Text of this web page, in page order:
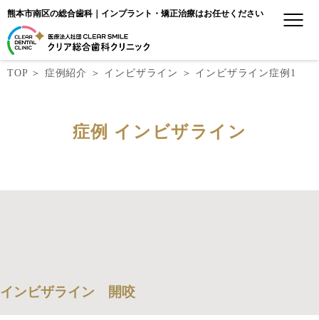
熊本市南区の総合歯科｜インプラント・矯正治療はお任せください
TOP＞ 症例紹介 ＞ インビザライン ＞ インビザライン症例1
症例 インビザライン
インビザライン 開咬